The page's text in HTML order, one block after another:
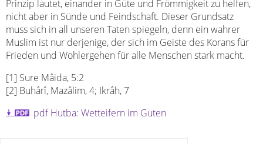
Prinzip lautet, einander in Güte und Frömmigkeit zu helfen,
nicht aber in Sünde und Feindschaft. Dieser Grundsatz
muss sich in all unseren Taten spiegeln, denn ein wahrer
Muslim ist nur derjenige, der sich im Geiste des Korans für
Frieden und Wohlergehen für alle Menschen stark macht.
[1] Sure Mâida, 5:2
[2] Buhârî, Mazâlim, 4; Ikrâh, 7
pdf Hutba: Wetteifern im Guten